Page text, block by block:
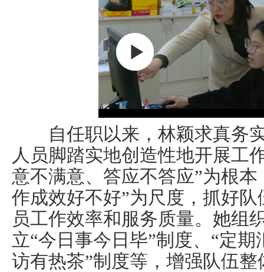
自任职以来，林颖求真务实
人员脚踏实地创造性地开展工
意不满意、答应不答应”为根
作成效好不好”为尺度，抓好
员工作效率和服务质量。她组
立“今日事今日毕”制度、“定
访有热茶”制度等，增强队伍